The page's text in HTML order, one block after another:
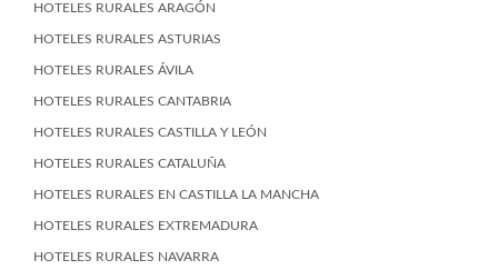
HOTELES RURALES ARAGÓN
HOTELES RURALES ASTURIAS
HOTELES RURALES ÁVILA
HOTELES RURALES CANTABRIA
HOTELES RURALES CASTILLA Y LEÓN
HOTELES RURALES CATALUÑA
HOTELES RURALES EN CASTILLA LA MANCHA
HOTELES RURALES EXTREMADURA
HOTELES RURALES NAVARRA